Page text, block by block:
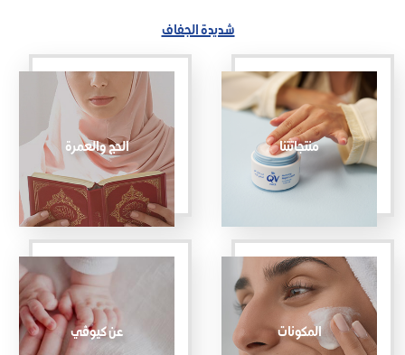
شديدة الجفاف
منتجاتتنا الحج والعمرة
المكونات عن كيوڤي